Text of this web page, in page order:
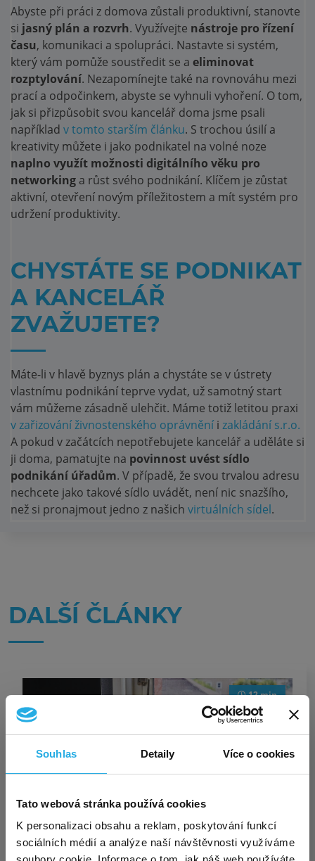
Souhlas Detaily Více o cookies
Tato webová stránka používá cookies
K personalizaci obsahu a reklam, poskytování funkcí
sociálních médií a analýze naší návštěvnosti využíváme
Abyste při práci z domova zůstali produktivní, stanovte
si jasný plán a rozvrh. Využívejte nástroje pro řízení
času, komunikaci a spolupráci. Nastavte si systém,
který vám pomůže soustředit se a eliminovat
rozptylování. Nezapomínejte také na rovnováhu mezi
prací a odpočinkem, abyste se vyhnuli vyhoření. O tom,
jak si přizpůsobit svou kancelář doma jsme psali
například v tomto starším článku. S trochou úsilí a
kreativity můžete i jako podnikatel na volné noze
naplno využít možnosti digitálního věku pro
networking a růst svého podnikání. Klíčem je zůstat
aktivní, otevření novým příležitostem a mít systém pro
udržení produktivity.
CHYSTÁTE SE PODNIKAT
A KANCELÁŘ
ZVAŽUJETE?
Máte-li v hlavě byznys plán a chystáte se v ústrety
vlastnímu podnikání teprve vydat, už samotný start
vám můžeme zásadně ulehčit. Máme totiž letitou praxi
v zařizování živnostenského oprávnění i zakládání s.r.o.
A pokud v začátcích nepotřebujete kancelář a uděláte si
ji doma, pamatujte na povinnost uvést sídlo
podnikání úřadům. V případě, že svou trvalou adresu
nechcete jako takové sídlo uvádět, není nic snazšího,
než si pronajmout jedno z našich virtuálních sídel.
DALŠÍ ČLÁNKY
12 min
Práce na dohodu, práce z
domova – problémy na obzoru?
Exkluzivní akce pro nové
zákazníky – virtuální sídlo za
polovinu!